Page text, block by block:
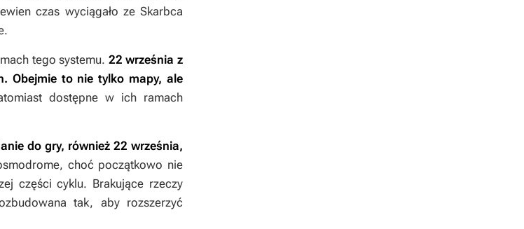
czas wyciągało ze Skarbca
tego systemu. 22 września z
Obejmie to nie tylko mapy, ale
dostępne w ich ramach
do gry, również 22 września,
choć początkowo nie
części cyklu. Brakujące rzeczy
tak, aby rozszerzyć